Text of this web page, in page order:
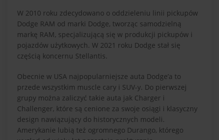
W 2010 roku zdecydowano o oddzieleniu linii pickupów
Dodge RAM od marki Dodge, tworząc samodzielną
markę RAM, specjalizującą się w produkcji pickupów i
pojazdów użytkowych​. W 2021 roku Dodge stał się
częścią koncernu Stellantis.
Obecnie w USA najpopularniejsze auta Dodge’a to
przede wszystkim muscle cary i SUV-y. Do pierwszej
grupy można zaliczyć takie auta jak Charger i
Challenger, które są cenione za swoje osiągi i klasyczny
design nawiązujący do historycznych modeli.
Amerykanie lubią też ogromnego Durango, którego